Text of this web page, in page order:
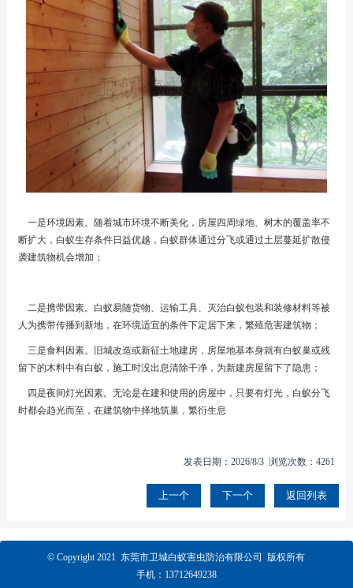
一是环境因素。随着城市环境不断美化，房屋四周绿地、树木的覆盖率不
断扩大，白蚁生存条件日益优越，白蚁群体通过分飞或通过土层蔓延扩散侵
袭建筑物机会增加；
二是携带因素。白蚁易随货物、运输工具、灭治白蚁包装和装修材料等被
人为携带传播到新地，在环境适宜的条件下定居下来，繁殖危害建筑物；
三是食料因素。旧城改造或新征土地建房，房屋地基本身就有白蚁巢或残
留下的木料中有白蚁，施工时没出息清除干净，为新建房屋留下了隐患；
四是夜间灯光因素。无论是在建和使用的房屋中，只要有灯光，白蚁分飞
时都会趋光而至，在建筑物中择地筑巢，繁衍生息
发表日期：2026/8/3 浏览次数：4261
上一个 下一个 返回列表
© Copyright 2021 东莞市卫城白蚁害虫防治有限公司 版权所有
手机：13712649238